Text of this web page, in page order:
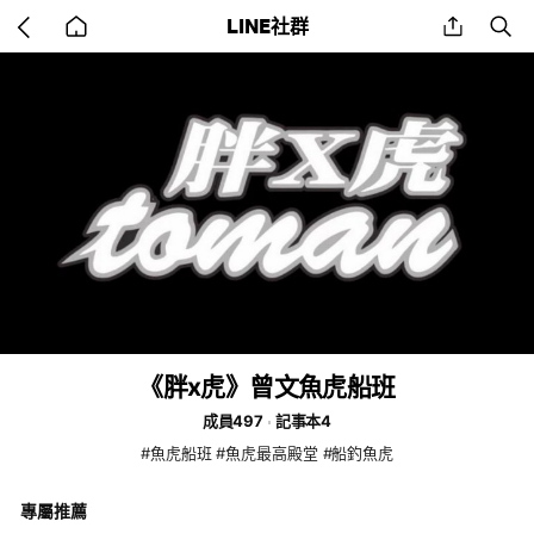
back
to
LINE社群 share
《胖x虎》曾文魚虎船班
成員497
記事本4
#魚虎船班 #魚虎最高殿堂 #船釣魚虎
專屬推薦